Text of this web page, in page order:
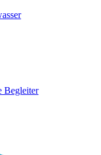
Begleiter